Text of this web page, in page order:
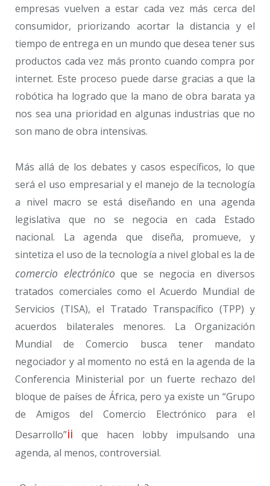
empresas vuelven a estar cada vez más cerca del
consumidor, priorizando acortar la distancia y el
tiempo de entrega en un mundo que desea tener sus
productos cada vez más pronto cuando compra por
internet. Este proceso puede darse gracias a que la
robótica ha logrado que la mano de obra barata ya
nos sea una prioridad en algunas industrias que no
son mano de obra intensivas.
Más allá de los debates y casos específicos, lo que
será el uso empresarial y el manejo de la tecnología
a nivel macro se está diseñando en una agenda
legislativa que no se negocia en cada Estado
nacional. La agenda que diseña, promueve, y
sintetiza el uso de la tecnología a nivel global es la de
comercio electrónico que se negocia en diversos
tratados comerciales como el Acuerdo Mundial de
Servicios (TISA), el Tratado Transpacífico (TPP) y
acuerdos bilaterales menores. La Organización
Mundial de Comercio busca tener mandato
negociador y al momento no está en la agenda de la
Conferencia Ministerial por un fuerte rechazo del
bloque de países de África, pero ya existe un “Grupo
de Amigos del Comercio Electrónico para el
Desarrollo”ii que hacen lobby impulsando una
agenda, al menos, controversial.